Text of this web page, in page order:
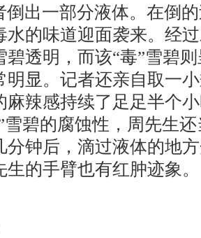
出一部分液体。在倒
水的味道迎面袭来。经
碧透明，而该“毒”雪碧
明显。记者还亲自取一
麻辣感持续了足足半个
碧的腐蚀性，周先生
分钟后，滴过液体的地
的手臂也有红肿迹象。